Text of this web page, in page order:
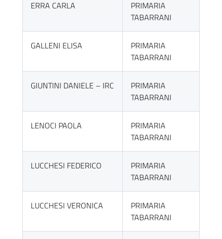
ERRA CARLA
PRIMARIA
TABARRANI
GALLENI ELISA
PRIMARIA
TABARRANI
GIUNTINI DANIELE – IRC
PRIMARIA
TABARRANI
LENOCI PAOLA
PRIMARIA
TABARRANI
LUCCHESI FEDERICO
PRIMARIA
TABARRANI
LUCCHESI VERONICA
PRIMARIA
TABARRANI